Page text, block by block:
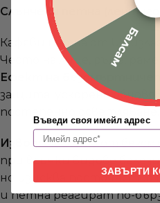
Слънчеви петна
Кафяви петна от UV
Често на лице, ръце,
Ефект на
защита, ускорено
постепенно осветляване.
Извод:Маслото от
при всички видове
но изисква постоянство
и петна реагират по-
Балсам
Въведи своя имейл адрес
ЗАВЪРТИ